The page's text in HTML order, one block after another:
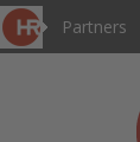
Partners